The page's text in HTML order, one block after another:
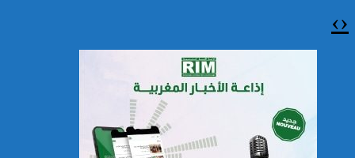
الاتحاد الأوروبي: الحرائق
‹
›